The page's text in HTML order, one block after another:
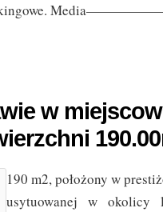
w
190 m2, położony w
usytuowanej w okolicy